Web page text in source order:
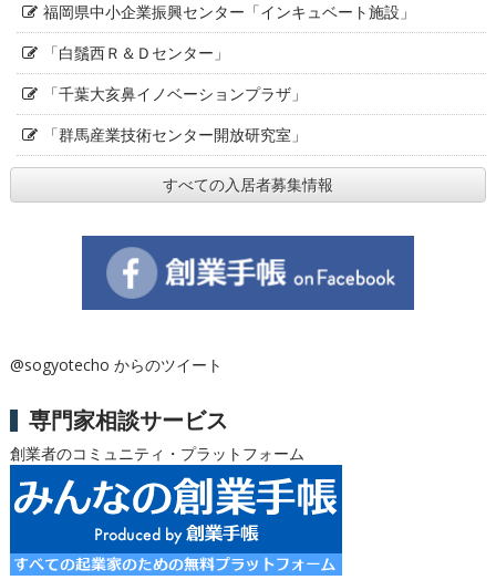
福岡県中小企業振興センター「インキュベート施設」
「白鬚西Ｒ＆Ｄセンター」
「千葉大亥鼻イノベーションプラザ」
「群馬産業技術センター開放研究室」
すべての入居者募集情報
@sogyotecho からのツイート
専門家相談サービス
創業者のコミュニティ・プラットフォーム